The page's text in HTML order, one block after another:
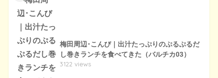
梅田周辺･こんび｜出汁たっぷりのぷるぷるだ
し巻きランチを食べてきた（バルチカ03）
3122 views